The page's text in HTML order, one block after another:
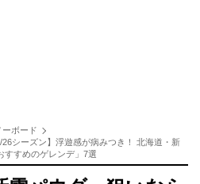
ーボード
26シーズン】浮遊感が病みつき！ 北海道・新
すすめのゲレンデ」7選